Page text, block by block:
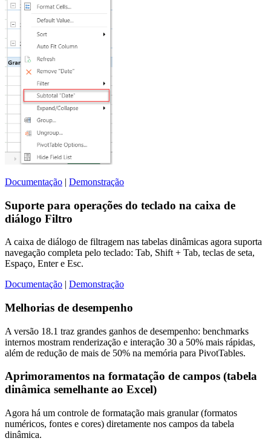
Documentação | Demonstração
Suporte para operações do teclado na caixa de
diálogo Filtro
A caixa de diálogo de filtragem nas tabelas dinâmicas agora suporta
navegação completa pelo teclado: Tab, Shift + Tab, teclas de seta,
Espaço, Enter e Esc.
Documentação | Demonstração
Melhorias de desempenho
A versão 18.1 traz grandes ganhos de desempenho: benchmarks
internos mostram renderização e interação 30 a 50% mais rápidas,
além de redução de mais de 50% na memória para PivotTables.
Aprimoramentos na formatação de campos (tabela
dinâmica semelhante ao Excel)
Agora há um controle de formatação mais granular (formatos
numéricos, fontes e cores) diretamente nos campos da tabela
dinâmica.